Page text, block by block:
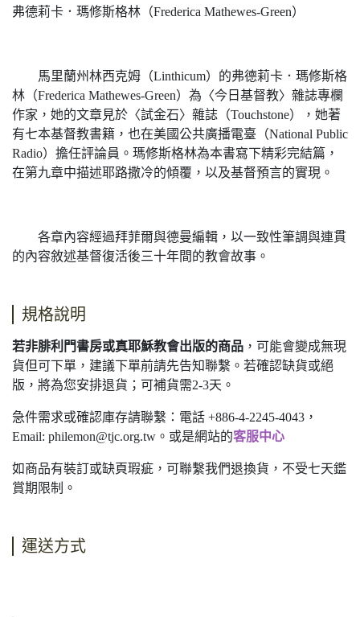
弗德莉卡．瑪修斯格林（Frederica Mathewes-Green）
馬里蘭州林西克姆（Linthicum）的弗德莉卡．瑪修斯格
林（Frederica Mathewes-Green）為〈今日基督教〉雜誌專欄
作家，她的文章見於〈試金石〉雜誌（Touchstone），她著
有七本基督教書籍，也在美國公共廣播電臺（National Public
Radio）擔任評論員。瑪修斯格林為本書寫下精彩完結篇，
在第九章中描述耶路撒冷的傾覆，以及基督預言的實現。
各章內容經過拜菲爾與德曼編輯，以一致性筆調與連貫
的內容敘述基督復活後三十年間的教會故事。
規格說明
若非腓利門書房或真耶穌教會出版的商品 ，可能會變成無現
貨但可下單，建議下單前請先告知聯繫。若確認缺貨或絕
版，將為您安排退貨；可補貨需2-3天。
急件需求或確認庫存請聯繫：電話 +886-4-2245-4043，
Email: philemon@tjc.org.tw 。或是網站的客服中心
如商品有裝訂或缺頁瑕疵，可聯繫我們退換貨，不受七天鑑
賞期限制。
運送方式